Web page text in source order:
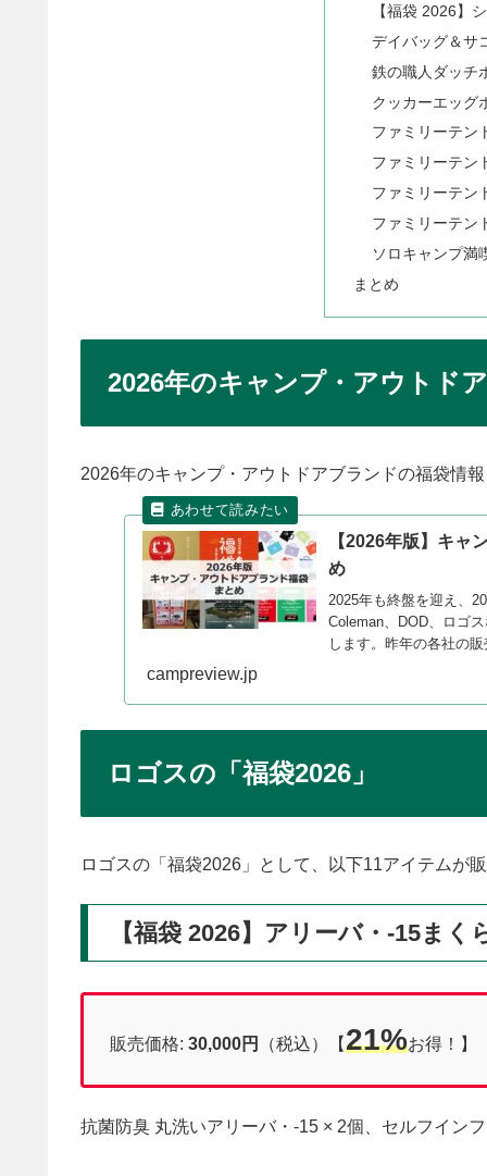
【福袋 2026】
デイバッグ＆サ
鉄の職人ダッチ
クッカーエッグ
ファミリーテン
ファミリーテン
ファミリーテン
ファミリーテン
ソロキャンプ満
まとめ
2026年のキャンプ・アウトド
2026年のキャンプ・アウトドアブランドの福袋情
【2026年版】キャ
め
2025年も終盤を迎え、
Coleman、DOD、ロゴ
します。昨年の各社の
campreview.jp
ロゴスの「福袋2026」
ロゴスの「福袋2026」として、以下11アイテムが
【福袋 2026】アリーバ・-15まく
販売価格: 30,000円 （税込）【21%お得！】
抗菌防臭 丸洗いアリーバ・-15 × 2個、セルフイン